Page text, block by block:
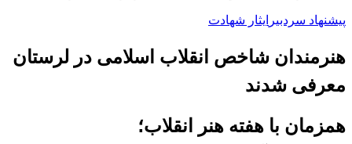
پیشنهاد سردبیر ایثار شهادت
هنرمندان شاخص انقلاب اسلامی در لرستان
معرفی شدند
همزمان با هفته هنر انقلاب؛